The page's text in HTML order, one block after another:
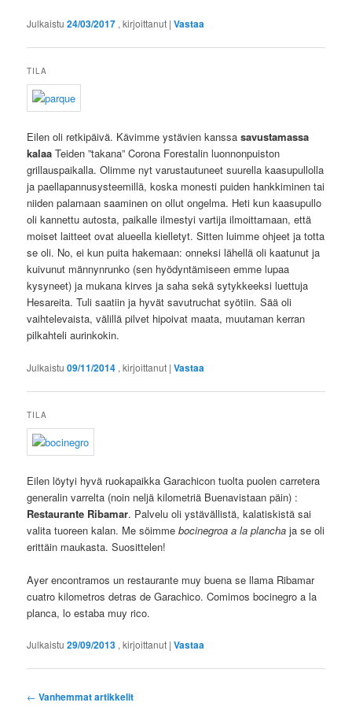
Julkaistu24/03/2017 , kirjoittanut |Vastaa
TILA
Eilen oli retkipäivä. Kävimme ystävien kanssasavustamassa
kalaa Teiden ”takana” Corona Forestalin luonnonpuiston
grillauspaikalla. Olimme nyt varustautuneet suurella kaasupullolla
ja paellapannusysteemillä, koska monesti puiden hankkiminen tai
niiden palamaan saaminen on ollut ongelma. Heti kun kaasupullo
oli kannettu autosta, paikalle ilmestyi vartija ilmoittamaan, että
moiset laitteet ovat alueella kielletyt. Sitten luimme ohjeet ja totta
se oli. No, ei kun puita hakemaan: onneksi lähellä oli kaatunut ja
kuivunut männynrunko (sen hyödyntämiseen emme lupaa
kysyneet) ja mukana kirves ja saha sekä sytykkeeksi luettuja
Hesareita. Tuli saatiin ja hyvät savutruchat syötiin. Sää oli
vaihtelevaista, välillä pilvet hipoivat maata, muutaman kerran
pilkahteli aurinkokin.
Julkaistu09/11/2014 , kirjoittanut |Vastaa
TILA
Eilen löytyi hyvä ruokapaikka Garachicon tuolta puolen carretera
generalin varrelta (noin neljä kilometriä Buenavistaan päin) :
Restaurante Ribamar. Palvelu oli ystävällistä, kalatiskistä sai
valita tuoreen kalan. Me söimmebocinegroa a la plancha ja se oli
erittäin maukasta. Suosittelen!
Ayer encontramos un restaurante muy buena se llama Ribamar
cuatro kilometros detras de Garachico. Comimos bocinegro a la
planca, lo estaba muy rico.
Julkaistu29/09/2013 , kirjoittanut |Vastaa
Artikkelien
← Vanhemmat artikkelit